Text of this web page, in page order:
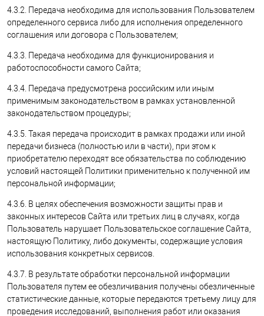
4.3.2. Передача необходима для использования Пользователем
определенного сервиса либо для исполнения определенного
соглашения или договора с Пользователем;
4.3.3. Передача необходима для функционирования и
работоспособности самого Сайта;
4.3.4. Передача предусмотрена российским или иным
применимым законодательством в рамках установленной
законодательством процедуры;
4.3.5. Такая передача происходит в рамках продажи или иной
передачи бизнеса (полностью или в части), при этом к
приобретателю переходят все обязательства по соблюдению
условий настоящей Политики применительно к полученной им
персональной информации;
4.3.6. В целях обеспечения возможности защиты прав и
законных интересов Сайта или третьих лиц в случаях, когда
Пользователь нарушает Пользовательское соглашение Сайта,
настоящую Политику, либо документы, содержащие условия
использования конкретных сервисов.
4.3.7. В результате обработки персональной информации
Пользователя путем ее обезличивания получены обезличенные
статистические данные, которые передаются третьему лицу для
проведения исследований, выполнения работ или оказания